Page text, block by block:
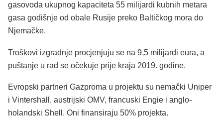
gasovoda ukupnog kapaciteta 55 milijardi kubnih metara
gasa godišnje od obale Rusije preko Baltičkog mora do
Njemačke.
Troškovi izgradnje procjenjuju se na 9,5 milijardi eura, a
puštanje u rad se očekuje prije kraja 2019. godine.
Evropski partneri Gazproma u projektu su nemački Uniper
i Vintershall, austrijski OMV, francuski Engie i anglo-
holandski Shell. Oni finansiraju 50% projekta.